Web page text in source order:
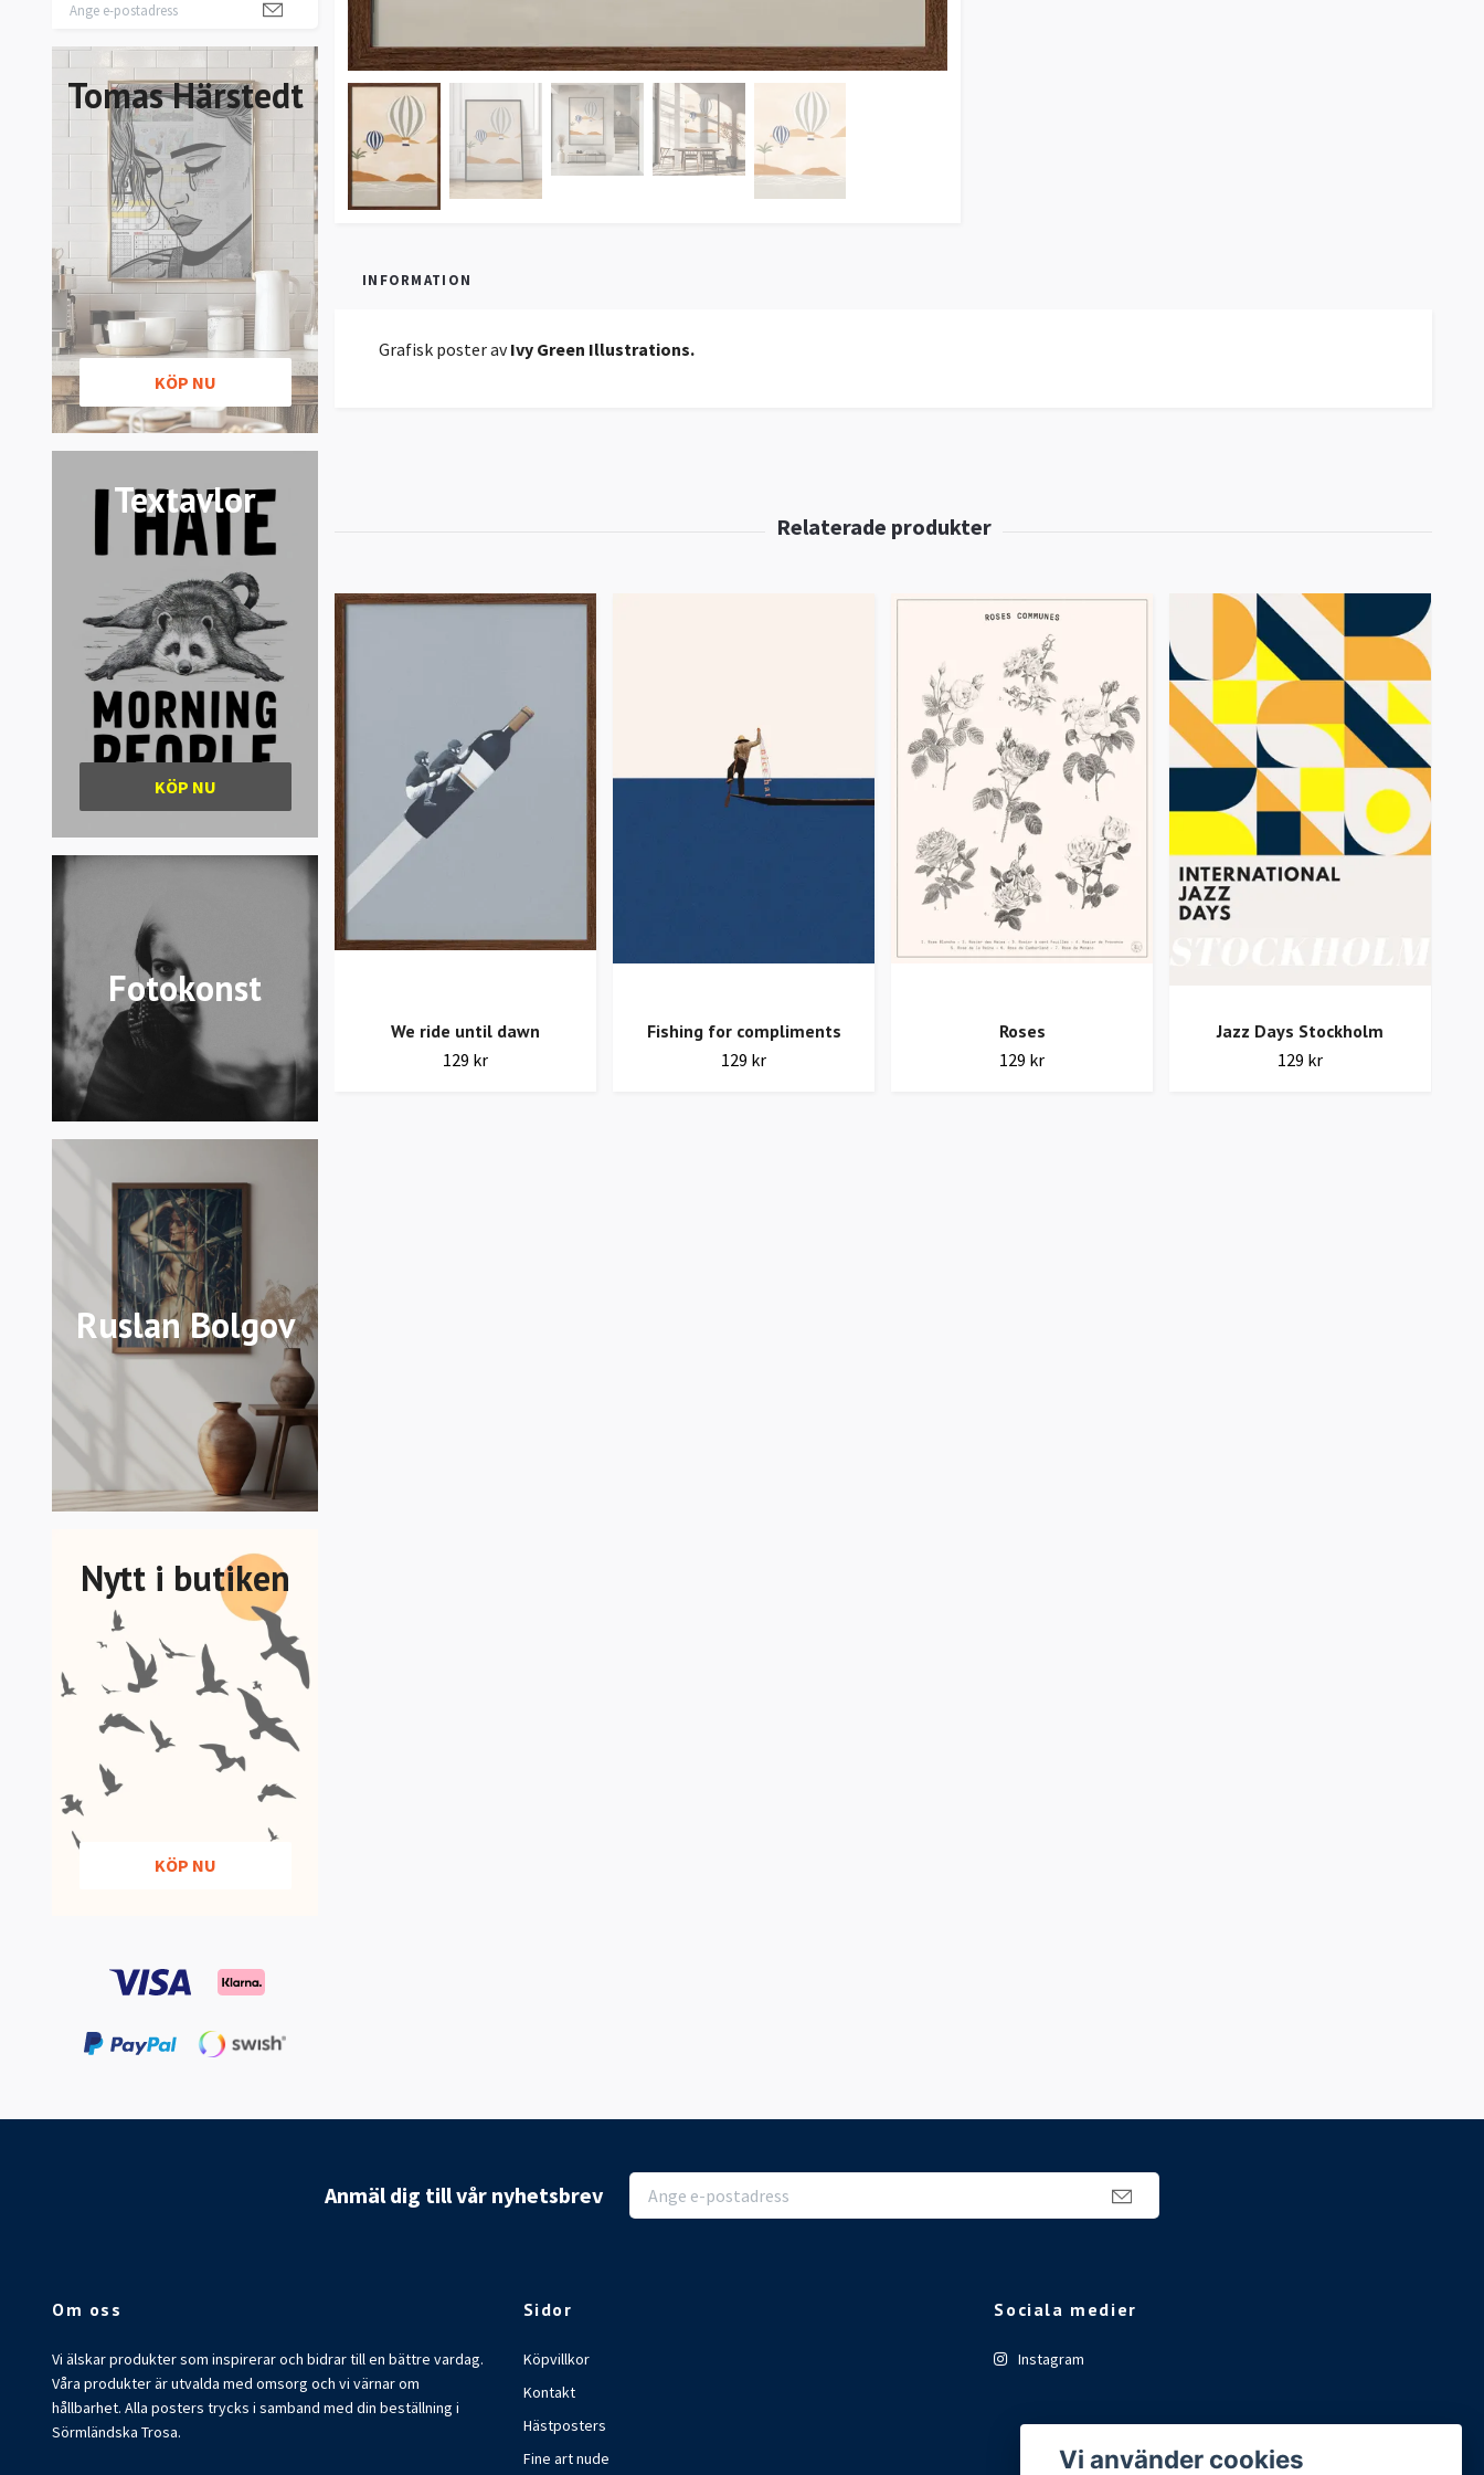
Tomas Härstedt
KÖP NU
Textavlor
KÖP NU
Fotokonst
Ruslan Bolgov
Nytt i butiken
KÖP NU
INFORMATION
Grafisk poster avIvy Green Illustrations.
We ride until dawn
129 kr
Fishing for compliments
129 kr
Roses
129 kr
Jazz Days Stockholm
129 kr
Anmäl dig till vår nyhetsbrev
Om oss
Vi älskar produkter som inspirerar och bidrar till en bättre vardag.
Våra produkter är utvalda med omsorg och vi värnar om
hållbarhet. Alla posters trycks i samband med din beställning i
Sörmländska Trosa.
Sidor
Köpvillkor
Kontakt
Hästposters
Fine art nude
Sociala medier
Instagram
Vi använder cookies